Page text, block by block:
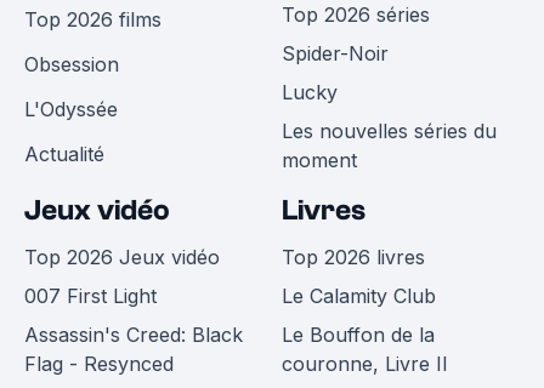
Top 2026 films
Obsession
L'Odyssée
Actualité
Top 2026 séries
Spider-Noir
Lucky
Les nouvelles séries du
moment
Jeux vidéo
Top 2026 Jeux vidéo
007 First Light
Assassin's Creed: Black
Flag - Resynced
Livres
Top 2026 livres
Le Calamity Club
Le Bouffon de la
couronne, Livre II